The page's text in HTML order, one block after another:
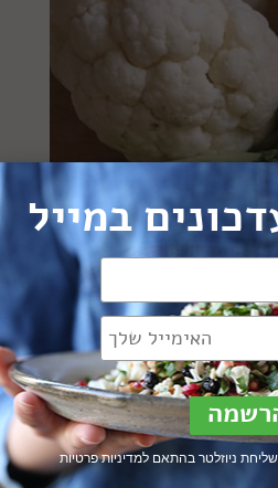
במייל
ניוזלטר בהתאם למדיניות פרטיות